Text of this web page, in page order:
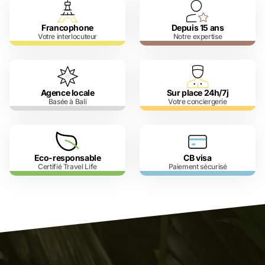
Francophone
Votre interlocuteur
Depuis 15 ans
Notre expertise
Agence locale
Basée à Bali
Sur place 24h/7j
Votre conciergerie
Eco-responsable
Certifié Travel Life
CB visa
Paiement sécurisé